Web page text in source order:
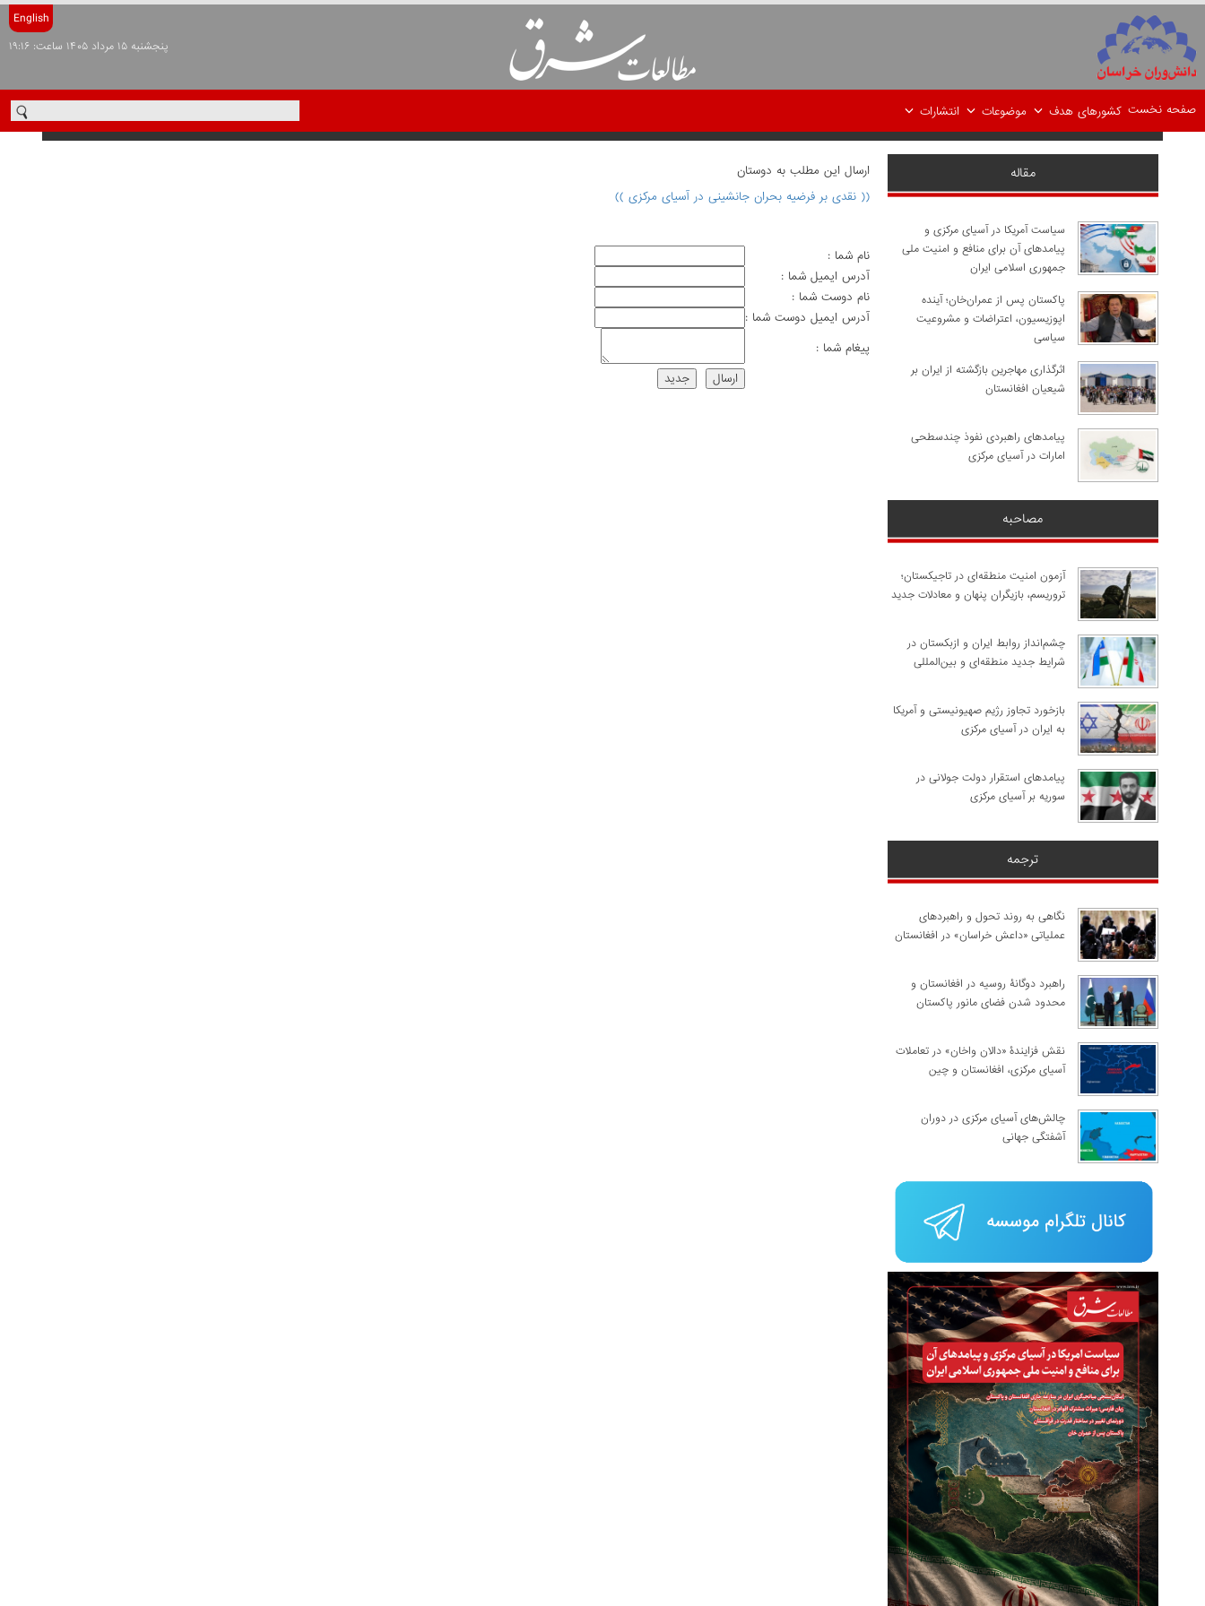
English
پنجشنبه ۱۵ مرداد ۱۴۰۵ ساعت: ۱۹:۱۶
صفحه نخست کشورهای هدف موضوعات انتشارات
مقاله
سیاست آمریکا در آسیای مرکزی و
پیامدهای آن برای منافع و امنیت ملی
جمهوری اسلامی ایران
پاکستان پس از عمران‌خان؛ آینده
اپوزیسیون، اعتراضات و مشروعیت
سیاسی
اثرگذاری مهاجرین بازگشته از ایران بر
شیعیان افغانستان
پیامدهای راهبردی نفوذ چندسطحی
امارات در آسیای مرکزی
مصاحبه
آزمون امنیت منطقه‌ای در تاجیکستان؛
تروریسم، بازیگران پنهان و معادلات جدید
چشم‌انداز روابط ایران و ازبکستان در
شرایط جدید منطقه‌ای و بین‌المللی
​بازخورد تجاوز رژیم صهیونیستی و آمریکا
به ایران در آسیای مرکزی
پیامدهای استقرار دولت جولانی در
سوریه بر آسیای مرکزی
ترجمه
نگاهی به روند تحول و راهبردهای
عملیاتی «داعش خراسان» در افغانستان
راهبرد دوگانۀ روسیه در افغانستان و
محدود شدن فضای مانور پاکستان
نقش فزایندۀ «دالان واخان» در تعاملات
آسیای مرکزی، افغانستان و چین
چالش‌های آسیای مرکزی در دوران
آشفتگی جهانی
ارسال اين مطلب به دوستان
(( نقدی بر فرضیه بحران جانشینی در آسیای مرکزی ))
نام شما :
آدرس ايميل شما :
نام دوست شما :
آدرس ايميل دوست شما :
پيغام شما :
ارسال
جديد